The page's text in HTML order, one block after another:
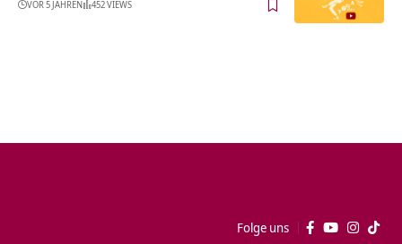
VOR 5 JAHREN 452 VIEWS
Folge uns